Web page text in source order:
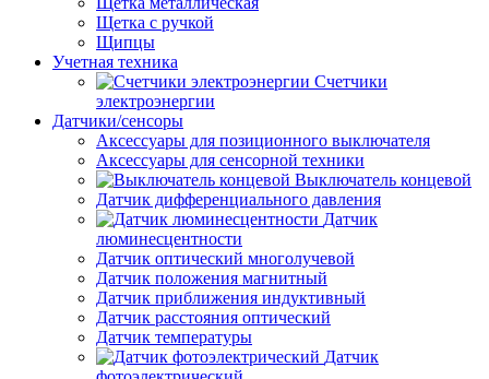
Щетка с ручкой
Щипцы
Учетная техника
Счетчики
электроэнергии
Датчики/сенсоры
Аксессуары для позиционного выключателя
Аксессуары для сенсорной техники
Выключатель концевой
Датчик дифференциального давления
Датчик
люминесцентности
Датчик оптический многолучевой
Датчик положения магнитный
Датчик приближения индуктивный
Датчик расстояния оптический
Датчик температуры
Датчик